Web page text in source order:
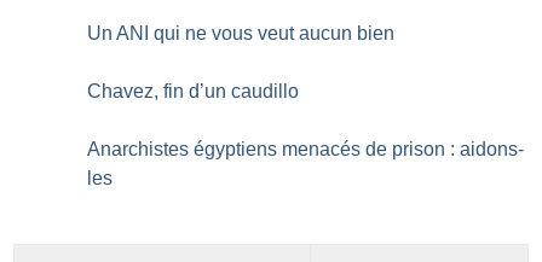
Un ANI qui ne vous veut aucun bien
Chavez, fin d’un caudillo
Anarchistes égyptiens menacés de prison : aidons-
les